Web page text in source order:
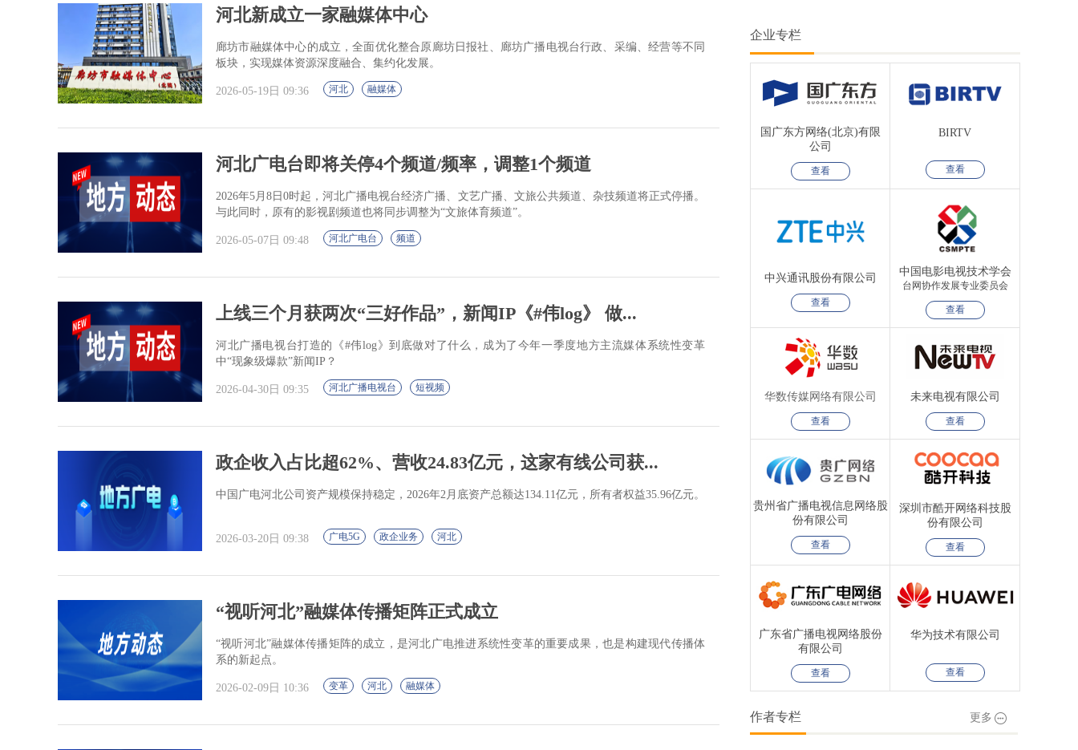
河北新成立一家融媒体中心
廊坊市融媒体中心的成立，全面优化整合原廊坊日报社、廊坊广播电视台行政、采编、经营等不同
板块，实现媒体资源深度融合、集约化发展。
2026-05-19日 09:36 河北 融媒体
河北广电台即将关停4个频道/频率，调整1个频道
2026年5月8日0时起，河北广播电视台经济广播、文艺广播、文旅公共频道、杂技频道将正式停播。
与此同时，原有的影视剧频道也将同步调整为“文旅体育频道”。
2026-05-07日 09:48 河北广电台 频道
上线三个月获两次“三好作品”，新闻IP《#伟log》 做...
河北广播电视台打造的《#伟log》到底做对了什么，成为了今年一季度地方主流媒体系统性变革
中“现象级爆款”新闻IP？
2026-04-30日 09:35 河北广播电视台 短视频
政企收入占比超62%、营收24.83亿元，这家有线公司获...
中国广电河北公司资产规模保持稳定，2026年2月底资产总额达134.11亿元，所有者权益35.96亿元。
2026-03-20日 09:38 广电5G 政企业务 河北
“视听河北”融媒体传播矩阵正式成立
“视听河北”融媒体传播矩阵的成立，是河北广电推进系统性变革的重要成果，也是构建现代传播体
系的新起点。
2026-02-09日 10:36 变革 河北 融媒体
企业专栏
国广东方网络(北京)有限
公司
查看
BIRTV
查看
中兴通讯股份有限公司
查看
中国电影电视技术学会
台网协作发展专业委员会
查看
华数传媒网络有限公司
查看
未来电视有限公司
查看
贵州省广播电视信息网络股
份有限公司
查看
深圳市酷开网络科技股
份有限公司
查看
广东省广播电视网络股份
有限公司
查看
华为技术有限公司
查看
作者专栏 更多